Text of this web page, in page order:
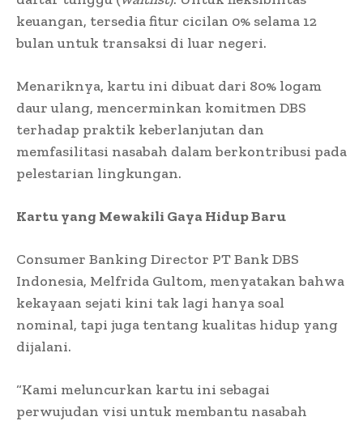
keuangan, tersedia fitur cicilan 0% selama 12
bulan untuk transaksi di luar negeri.
Menariknya, kartu ini dibuat dari 80% logam
daur ulang, mencerminkan komitmen DBS
terhadap praktik keberlanjutan dan
memfasilitasi nasabah dalam berkontribusi pada
pelestarian lingkungan.
Kartu yang Mewakili Gaya Hidup Baru
Consumer Banking Director PT Bank DBS
Indonesia, Melfrida Gultom, menyatakan bahwa
kekayaan sejati kini tak lagi hanya soal
nominal, tapi juga tentang kualitas hidup yang
dijalani.
“Kami meluncurkan kartu ini sebagai
perwujudan visi untuk membantu nasabah